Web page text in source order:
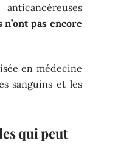
n’ont pas encore
en médecine
sanguins et les
qui peut